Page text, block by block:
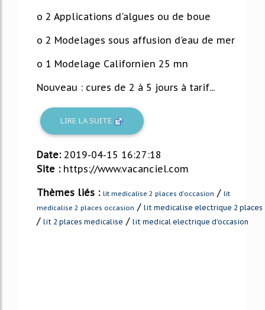
o 2 Applications d'algues ou de boue
o 2 Modelages sous affusion d'eau de mer
o 1 Modelage Californien 25 mn
Nouveau : cures de 2 à 5 jours à tarif...
LIRE LA SUITE
Date: 2019-04-15 16:27:18
Site : https://www.vacanciel.com
Thèmes liés : lit medicalise 2 places d'occasion / lit
medicalise 2 places occasion / lit medicalise electrique 2 places
/ lit 2 places medicalise / lit medical electrique d'occasion